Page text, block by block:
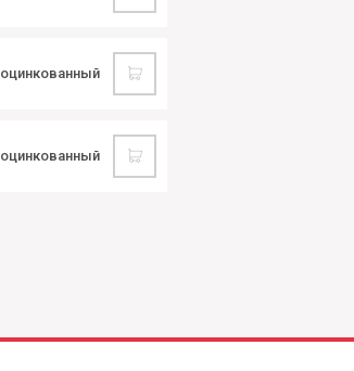
оцинкованный
оцинкованный